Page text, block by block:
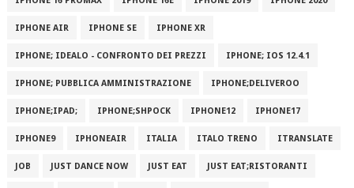
IPHONE AIR IPHONE SE IPHONE XR
IPHONE; IDEALO - CONFRONTO DEI PREZZI IPHONE; IOS 12.4.1
IPHONE; PUBBLICA AMMINISTRAZIONE IPHONE;DELIVEROO
IPHONE;IPAD; IPHONE;SHPOCK IPHONE12 IPHONE17
IPHONE9 IPHONEAIR ITALIA ITALO TRENO ITRANSLATE
JOB JUST DANCE NOW JUST EAT JUST EAT;RISTORANTI